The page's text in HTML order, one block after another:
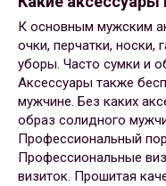
К основным мужским
очки, перчатки, носки,
уборы. Часто сумки и
Аксессуары также
мужчине. Без каких
образ солидного
Профессиональный
Профессиональные
визиток. Прошитая